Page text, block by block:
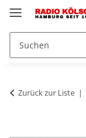
Zurück zur Liste